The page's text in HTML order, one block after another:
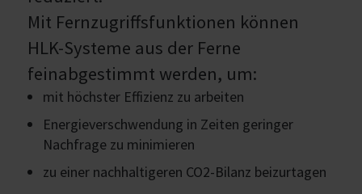
Mit Fernzugriffsfunktionen können
HLK-Systeme aus der Ferne
feinabgestimmt werden, um:
mit höchster Effizienz zu arbeiten
Energieverschwendung in Zeiten geringer
Nachfrage zu minimieren
zu einer nachhaltigeren CO2-Bilanz beizurtagen